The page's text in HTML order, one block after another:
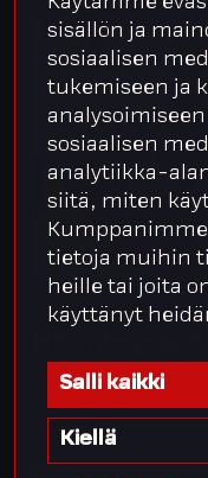
Käytämme
sisällön ja
sosiaalisen
tukemiseen ja
sosiaalisen
analytiikka-
siitä, miten
tietoja muihin
heille tai joita
käyttänyt
Salli kaikki
Kiellä
Akun Tehdas